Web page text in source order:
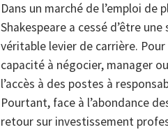
Dans un marché de l’emploi
Shakespeare a cessé d’être
véritable levier de carrière.
capacité à négocier, manager
l’accès à des postes à
Pourtant, face à l’abondance
retour sur investissement